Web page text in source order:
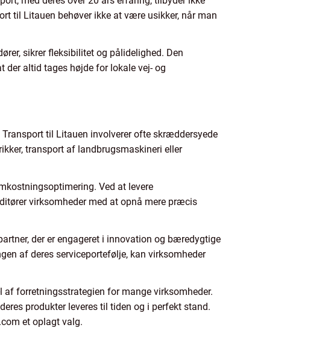
til Litauen behøver ikke at være usikker, når man
sikrer fleksibilitet og pålidelighed. Den
der altid tages højde for lokale vej- og
til Litauen involverer ofte skræddersyede
transport af landbrugsmaskineri eller
Ved at levere
virksomheder med at opnå mere præcis
der er engageret i innovation og bæredygtige
af deres serviceportefølje, kan virksomheder
af forretningsstrategien for mange virksomheder.
produkter leveres til tiden og i perfekt stand.
et oplagt valg.